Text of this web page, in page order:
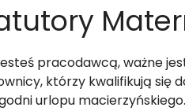
pracodawcą, ważne
którzy kwalifikują się
urlopu macierzyńskiego.